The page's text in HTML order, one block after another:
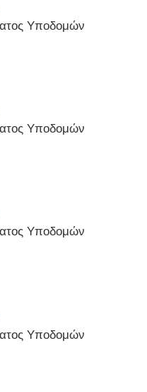
Υποδομών
Υποδομών
Υποδομών
Υποδομών